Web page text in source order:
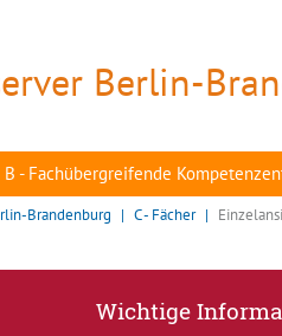
Berlin-
B - Fachübergreifende
Brandenburg C - Fächer
Wichtige